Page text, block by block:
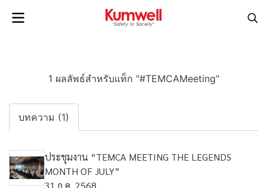
1 ผลลัพธ์สำหรับแท็ก "#TEMCAMeeting"
บทความ (1)
ประชุมงาน “TEMCA MEETING THE LEGENDS
MONTH OF JULY”
31 ก.ค. 2568